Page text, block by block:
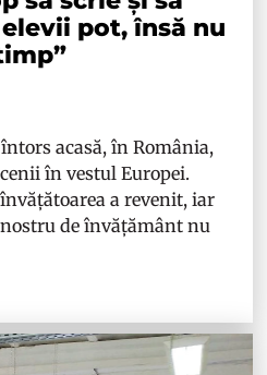
pot, însă nu
acasă, în România,
în vestul Europei.
a revenit, iar
de învățământ nu